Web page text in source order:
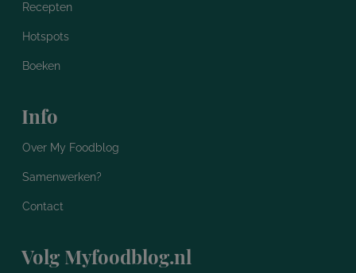
Recepten
Hotspots
Boeken
Info
Over My Foodblog
Samenwerken?
Contact
Volg Myfoodblog.nl